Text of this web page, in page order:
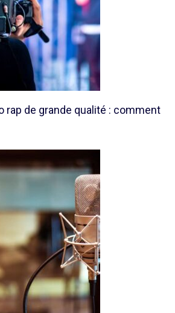
rap de grande qualité : comment